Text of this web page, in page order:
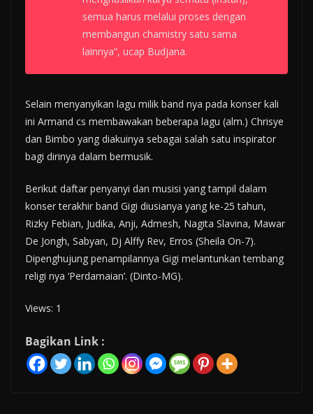
semua harus melalui proses dengan
membangun chamistry satu sama
lainnya”, ucap Budjana.
Selain menyanyikan lagu milik band nya pada konser kali
ini Armand cs membawakan beberapa lagu (alm.) Chrisye
dan Bimbo yang diakuinya sebagai salah satu inspirator
bagi dirinya dalam bermusik.
Berikut daftar penyanyi dan musisi yang tampil dalam
konser terakhir band Gigi diusianya yang ke-25 tahun,
Rizky Febian, Judika, Anji, Admesh, Nagita Slavina, Mawar
De Jongh, Sabyan, Dj Alffy Rev, Erros (Sheila On-7).
Dipenghujung penampilannya Gigi melantunkan tembang
religi nya ‘Perdamaian’. (Dinto-MG).
Views: 1
Bagikan Link :